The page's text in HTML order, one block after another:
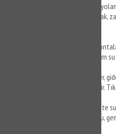
Gömme klozetler, modern
olarak tercih edilmektedir. Ancak,
: Su tankındaki
sızmasına neden olabilir. Bu hem
: Gömme klozetler,
nedeniyle işlevselliğini yitirebilir.
: Gömme klozette
kullanıcıları rahatsız edebilir. Bu,